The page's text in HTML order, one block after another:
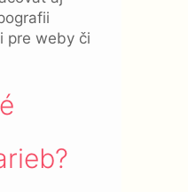
pre weby či